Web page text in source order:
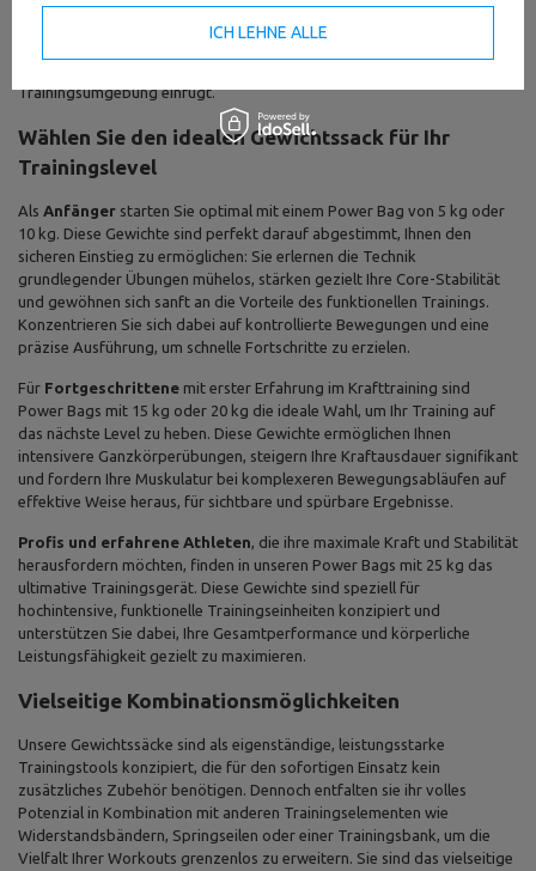
möchten, die trotz attraktiver Preise höchste Funktionalität
Trainingsumgebung einfügt.
Wählen Sie den idealen Gewichtssack für Ihr
Trainingslevel
Als Anfänger starten Sie optimal mit einem Power Bag von 5 kg oder
10 kg. Diese Gewichte sind perfekt darauf abgestimmt, Ihnen den
sicheren Einstieg zu ermöglichen: Sie erlernen die Technik
grundlegender Übungen mühelos, stärken gezielt Ihre Core-Stabilität
und gewöhnen sich sanft an die Vorteile des funktionellen Trainings.
Konzentrieren Sie sich dabei auf kontrollierte Bewegungen und eine
präzise Ausführung, um schnelle Fortschritte zu erzielen.
Für Fortgeschrittene mit erster Erfahrung im Krafttraining sind
Power Bags mit 15 kg oder 20 kg die ideale Wahl, um Ihr Training auf
das nächste Level zu heben. Diese Gewichte ermöglichen Ihnen
intensivere Ganzkörperübungen, steigern Ihre Kraftausdauer signifikant
und fordern Ihre Muskulatur bei komplexeren Bewegungsabläufen auf
effektive Weise heraus, für sichtbare und spürbare Ergebnisse.
Profis und erfahrene Athleten, die ihre maximale Kraft und Stabilität
herausfordern möchten, finden in unseren Power Bags mit 25 kg das
ultimative Trainingsgerät. Diese Gewichte sind speziell für
hochintensive, funktionelle Trainingseinheiten konzipiert und
unterstützen Sie dabei, Ihre Gesamtperformance und körperliche
Leistungsfähigkeit gezielt zu maximieren.
Vielseitige Kombinationsmöglichkeiten
Unsere Gewichtssäcke sind als eigenständige, leistungsstarke
Trainingstools konzipiert, die für den sofortigen Einsatz kein
zusätzliches Zubehör benötigen. Dennoch entfalten sie ihr volles
Potenzial in Kombination mit anderen Trainingselementen wie
Widerstandsbändern, Springseilen oder einer Trainingsbank, um die
Vielfalt Ihrer Workouts grenzenlos zu erweitern. Sie sind das vielseitige
ICH LEHNE ALLE